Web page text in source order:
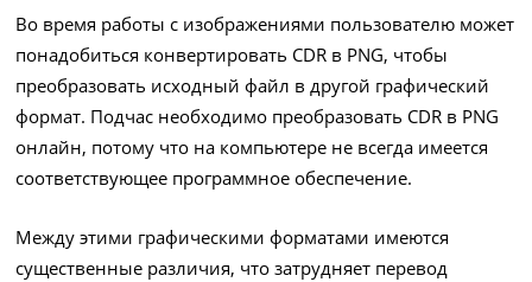
Во время работы с изображениями пользователю может
понадобиться конвертировать CDR в PNG, чтобы
преобразовать исходный файл в другой графический
формат. Подчас необходимо преобразовать CDR в PNG
онлайн, потому что на компьютере не всегда имеется
соответствующее программное обеспечение.
Между этими графическими форматами имеются
существенные различия, что затрудняет перевод